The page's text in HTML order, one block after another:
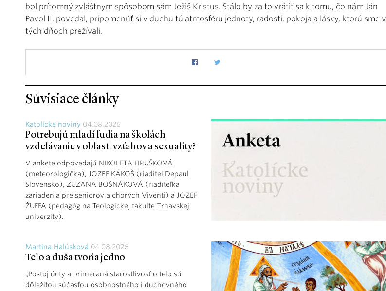
bol prítomný zvláštnym spôsobom sám Ježiš Kristus. Stálo by za to vrátiť sa k tomu, čo nám Ján
Pavol II. povedal, pripomenúť si v duchu tú atmosféru jednoty, radosti, pokoja a lásky, ktorú sme v
tých dňoch prežívali.
Súvisiace články
Katolícke noviny 04.08.2026
Potrebujú mladí ľudia na školách
vzdelávanie v oblasti vzťahov a sexuality?
V ankete odpovedajú NIKOLETA HRUŠKOVÁ
(meteorologička), JOZEF KÁKOŠ (riaditeľ Depaul
Slovensko), ZUZANA BOŠNÁKOVÁ (riaditeľka
zariadenia pre seniorov a chorých Viventi) a JOZEF
ŽUFFA (pedagóg na Teologickej fakulte Trnavskej
univerzity).
Martina Halúsková 04.08.2026
Telo a duša tvoria jedno
„Postoj úcty a primeraná starostlivosť o telo sú
dôležitou súčasťou osobnostného i duchovného